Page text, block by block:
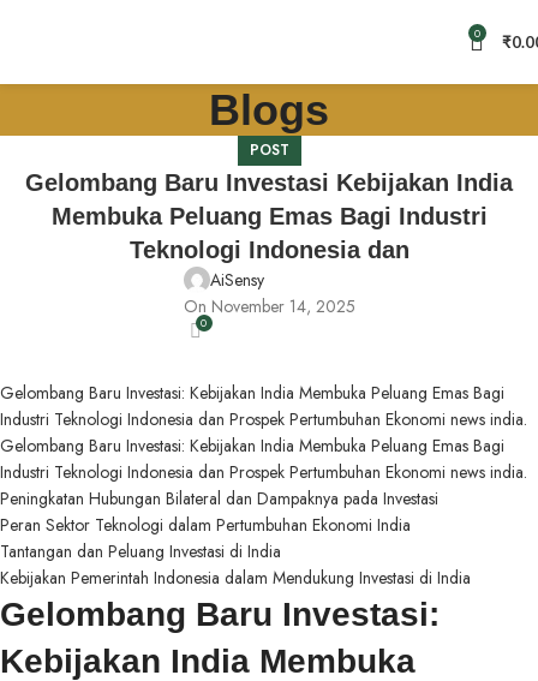
0 ₹
Blogs
POST
Gelombang Baru Investasi Kebijakan India
Membuka Peluang Emas Bagi Industri
Teknologi Indonesia dan
AiSensy
On November 14, 2025
0
Gelombang Baru Investasi: Kebijakan India Membuka Peluang Emas Bagi
Industri Teknologi Indonesia dan Prospek Pertumbuhan Ekonomi news india.
Gelombang Baru Investasi: Kebijakan India Membuka Peluang Emas Bagi
Industri Teknologi Indonesia dan Prospek Pertumbuhan Ekonomi news india.
Peningkatan Hubungan Bilateral dan Dampaknya pada Investasi
Peran Sektor Teknologi dalam Pertumbuhan Ekonomi India
Tantangan dan Peluang Investasi di India
Kebijakan Pemerintah Indonesia dalam Mendukung Investasi di India
Gelombang Baru Investasi:
Kebijakan India Membuka